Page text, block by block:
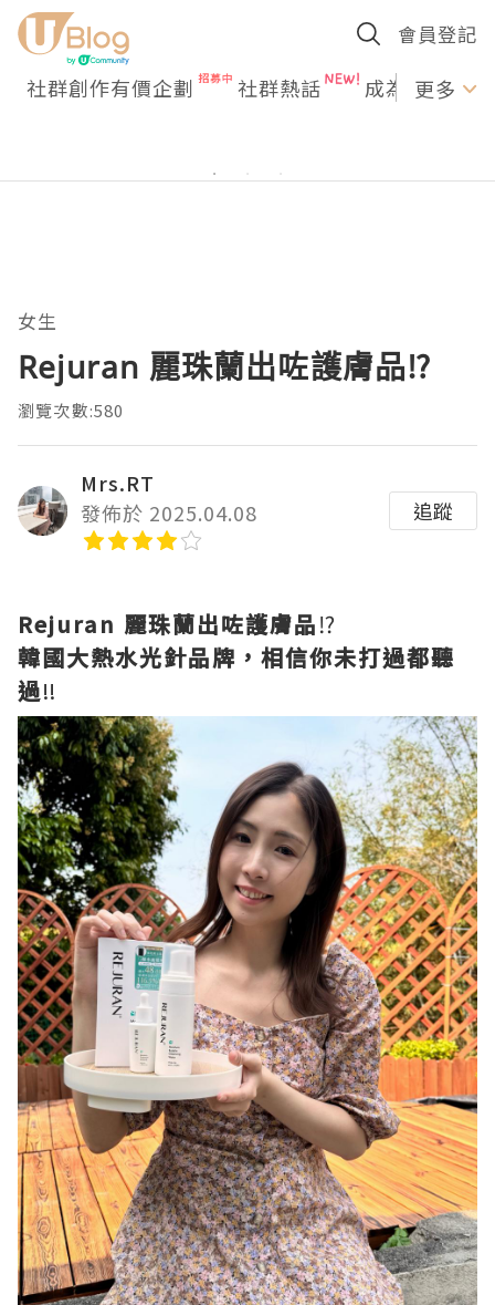
會員登記
社群創作有價企劃 社群熱話 成為U更多
女生
Rejuran 麗珠蘭出咗護膚品⁉️
瀏覽次數:580
Mrs.RT
發佈於 2025.04.08
追蹤
Rejuran 麗珠蘭出咗護膚品⁉️
韓國大熱水光針品牌，相信你未打過都聽
過‼️